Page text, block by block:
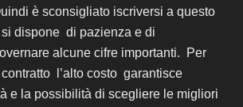
è sconsigliato iscriversi a questo
dispone di pazienza e di
alcune cifre importanti. Per
contratto l’alto costo garantisce
e la possibilità di scegliere le migliori